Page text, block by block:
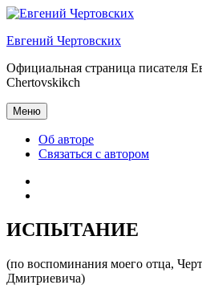
Перейти
содержимому
Евгений Чертовских
Официальная страница писателя
Chertovskikch
Меню
Об авторе
Связаться с автором
автором
ИСПЫТАНИЕ
(по воспоминания моего отца,
Дмитриевича)